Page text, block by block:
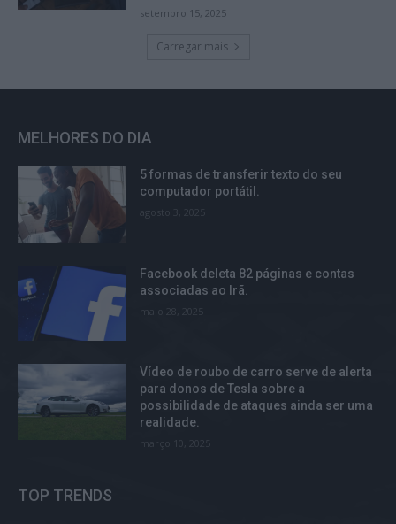
setembro 15, 2025
Carregar mais
MELHORES DO DIA
5 formas de transferir texto do seu
computador portátil.
agosto 3, 2025
Facebook deleta 82 páginas e contas
associadas ao Irã.
maio 28, 2025
Vídeo de roubo de carro serve de alerta
para donos de Tesla sobre a
possibilidade de ataques ainda ser uma
realidade.
março 10, 2025
TOP TRENDS